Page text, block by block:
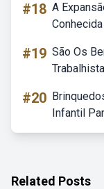
#18 A
#19 São Os
#20
Infantil
Related Posts